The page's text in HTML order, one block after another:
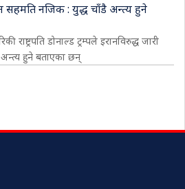
सहमति नजिक : युद्ध चाँडै अन्त्य हुने
राष्ट्रपति डोनाल्ड ट्रम्पले इरानविरुद्ध जारी
अन्त्य हुने बताएका छन्